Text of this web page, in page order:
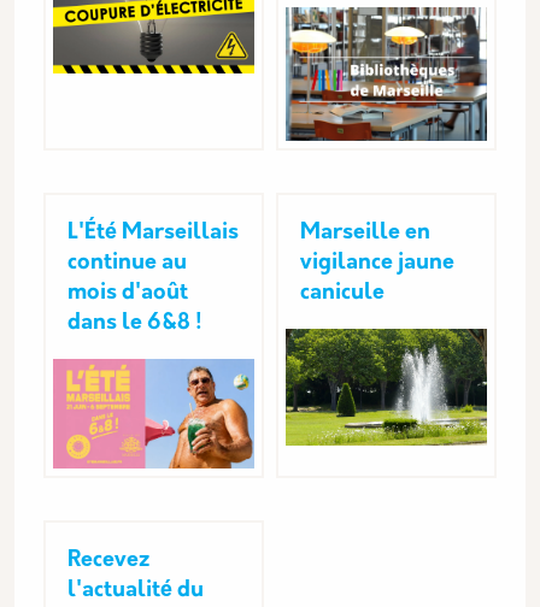
L'Été Marseillais
continue au
mois d'août
dans le 6&8 !
Marseille en
vigilance jaune
canicule
Recevez
l'actualité du